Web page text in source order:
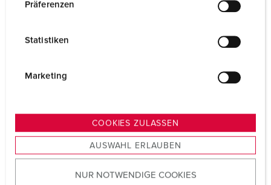
s
u
Präferenzen
Statistiken
Marketing
COOKIES ZULASSEN
AUSWAHL ERLAUBEN
NUR NOTWENDIGE COOKIES